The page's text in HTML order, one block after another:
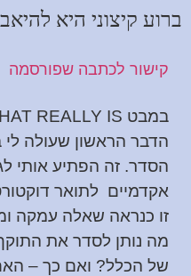
ברוע קיצוני היא
קישור לכתבה שפורסמה
במבט WHAT REALLY IS:
הדבר הראשון שעולה
הסדר. זה הפתיע אותי
אקדמיים לתואר
זו כנראה שאלה עמקה
מה נותן לסדר את
של הכלל? ואם כך –